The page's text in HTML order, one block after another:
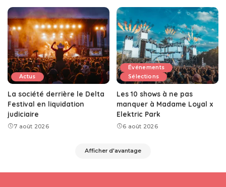
Actus
La société derrière le Delta
Festival en liquidation
judiciaire
7 août 2026
Événements
Sélections
Les 10 shows à ne pas
manquer à Madame Loyal x
Elektric Park
6 août 2026
Afficher d'avantage